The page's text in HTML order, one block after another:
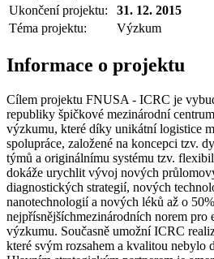
Ukončení projektu:
31. 12. 2015
Téma projektu:
Výzkum
Informace o projektu
Cílem projektu FNUSA - ICRC je
republiky špičkové mezinárodní
výzkumu, které díky unikátní logistice
spolupráce, založené na koncepci tzv.
týmů a originálnímu systému tzv.
dokáže urychlit vývoj nových
diagnostických strategií, nových
nanotechnologií a nových léků až o
nejpřísnějšíchmezinárodních norem pro
výzkumu. Současně umožní ICRC
které svým rozsahem a kvalitou nebylo